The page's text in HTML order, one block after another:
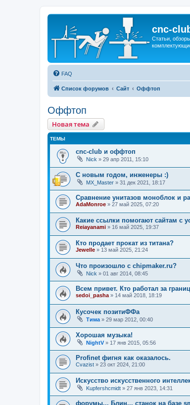
cnc-
Статьи,
FAQ
Список форумов Сайт Оффтоп
Оффтоп
Новая тема
ТЕМЫ
cnc-club и оффтоп
Nick » 29 апр 2011, 15:10
С новым годом, инженеры :)
MX_Master » 31 дек 2021, 18:17
Сравнение унитазов моноблок и
AdaMonroe » 27 май 2025, 07:20
Какие ссылки помогают сайтам с
Reiayanami » 16 май 2025, 19:37
Кто продает прокат из титана?
Jewelle » 13 май 2025, 21:24
Что произошло с chipmaker.ru?
Nick » 01 авг 2014, 08:45
Всем привет. Кто работал за
sedoi_pasha » 14 май 2018, 18:19
Кусочек позитиФФа
Тима » 29 мар 2012, 00:40
Хорошая музыка!
NightV» 17 янв 2015, 05:56
Profinet фигня как оказалось.
Cvazist » 23 окт 2024, 21:00
Искусство искусственного
Kupfershcmidt » 27 янв 2023, 14:31
форумы... Блин... станок на базе